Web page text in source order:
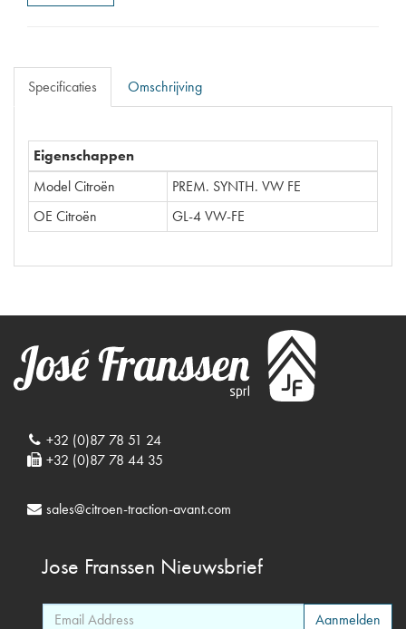
Specificaties Omschrijving
Eigenschappen
Model Citroën
PREM. SYNTH. VW FE
OE Citroën
GL-4 VW-FE
+32 (0)87 78 51 24
+32 (0)87 78 44 35
sales@citroen-traction-avant.com
Jose Franssen Nieuwsbrief